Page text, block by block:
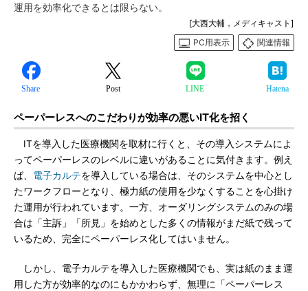
運用を効率化できるとは限らない。
[大西大輔，メディキャスト]
PC用表示
関連情報
Share Post LINE Hatena
ペーパーレスへのこだわりが効率の悪いIT化を招く
ITを導入した医療機関を取材に行くと、その導入システムによ
ってペーパーレスのレベルに違いがあることに気付きます。例え
ば、 電子カルテを導入している場合は、そのシステムを中心とし
たワークフローとなり、極力紙の使用を少なくすることを心掛け
た運用が行われています。一方、オーダリングシステムのみの場
合は「主訴」「所見」を始めとした多くの情報がまだ紙で残って
いるため、完全にペーパーレス化してはいません。
しかし、電子カルテを導入した医療機関でも、実は紙のまま運
用した方が効率的なのにもかかわらず、無理に「ペーパーレス